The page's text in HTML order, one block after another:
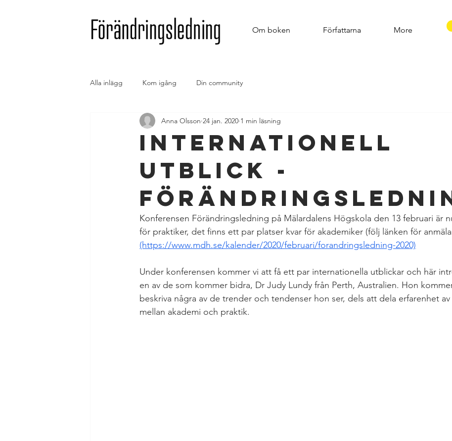
Om boken Författarna More
Alla inlägg Kom igång Din community
Internationell
utblick -
Anna Olsson 24 jan. 2020 1 min läsning
Konferensen Förändringsledning på Mälardalens Högskola den 13 februari är
för praktiker, det finns ett par platser kvar för akademiker (följ länken för
(https://www.mdh.se/kalender/2020/februari/forandringsledning-2020)
Under konferensen kommer vi att få ett par internationella utblickar och här
en av de som kommer bidra, Dr Judy Lundy från Perth, Australien. Hon
beskriva några av de trender och tendenser hon ser, dels att dela erfarenhet
mellan akademi och praktik.